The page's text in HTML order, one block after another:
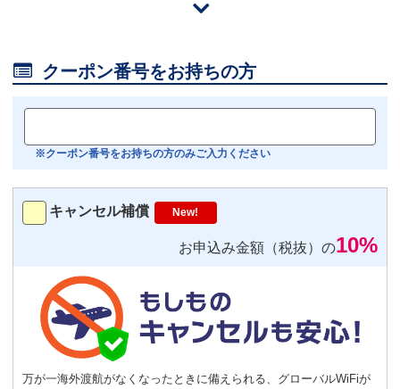
－
おすすめ
Bluetoothイヤホン対応
トランスミッター
－ 0
気圧コントロール機能付き耳栓
1,540円（税込）/個
通常
 クーポン番号をお持ちの方
※クーポン番号をお持ちの方のみご入力ください
キャンセル補償 New!
お申込み金額（税抜）の10%
万が一海外渡航がなくなったときに備えられる、グローバルWiFiが